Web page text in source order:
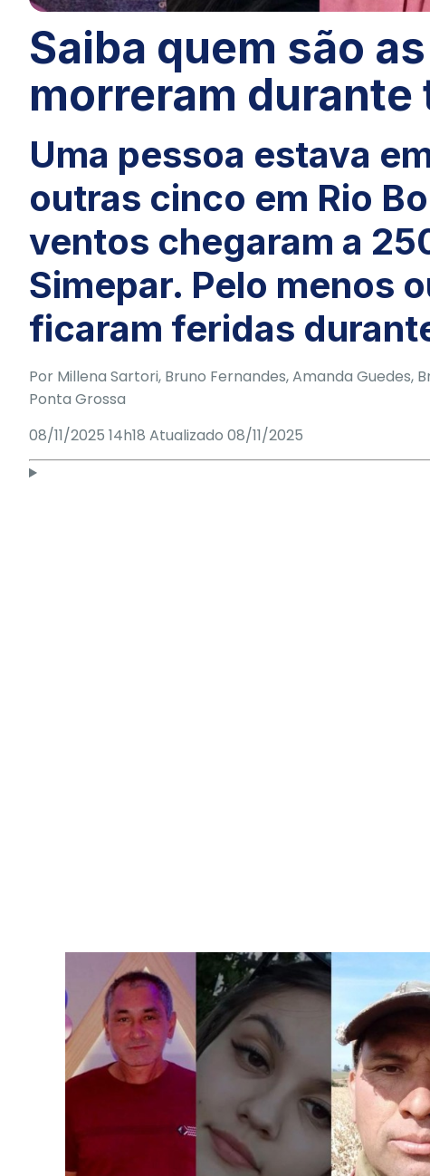
Saiba quem são
morreram durante
Uma pessoa estava
outras cinco em Rio
ventos chegaram a
Simepar. Pelo menos
ficaram feridas
Por Millena Sartori, Bruno Fernandes, Amanda Guedes,
Ponta Grossa
08/11/2025 14h18 Atualizado 08/11/2025